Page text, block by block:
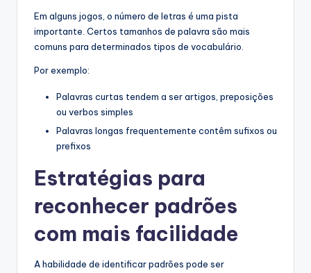
Em alguns jogos, o número de letras é uma pista
importante. Certos tamanhos de palavra são mais
comuns para determinados tipos de vocabulário.
Por exemplo:
Palavras curtas tendem a ser artigos, preposições
ou verbos simples
Palavras longas frequentemente contêm sufixos ou
prefixos
Estratégias para
reconhecer padrões
com mais facilidade
A habilidade de identificar padrões pode ser